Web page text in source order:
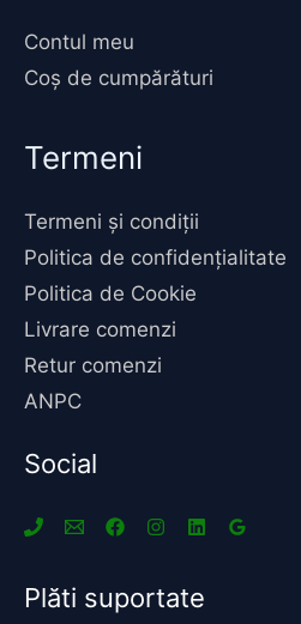
Contul meu
Coș de cumpărături
Termeni
Termeni și condiții
Politica de confidențialitate
Politica de Cookie
Livrare comenzi
Retur comenzi
ANPC
Social
Plăti suportate